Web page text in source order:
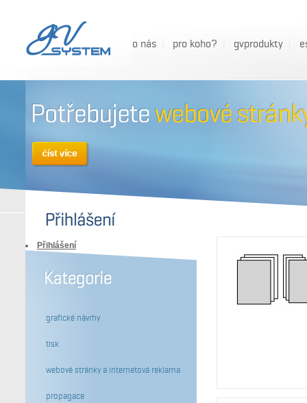
o nás pro koho? gvprodukty
Přihlášení
grafické návrhy
tisk
webové stránky a internetová reklama
propagace